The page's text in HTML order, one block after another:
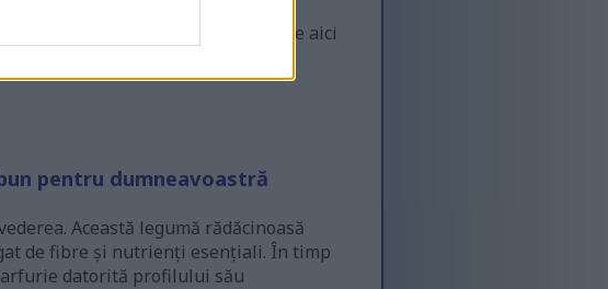
Niciuna dintre informațiile de aici
dumneavoastră sau cu un alt
pentru dumneavoastră
Această legumă rădăcinoasă
de fibre și nutrienți esențiali. În timp
datorită profilului său